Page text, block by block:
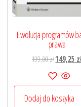
Ewolucja programów
prawa
199,00złPierwotna
cena
wynosiła:
199,00 zł.
149,25
Dodaj do koszyka